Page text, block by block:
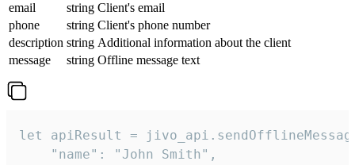
email
string Client's email
phone
string Client's phone number
description string Additional information about the client
message
string Offline message text
let apiResult =
    "name": "John Smith",